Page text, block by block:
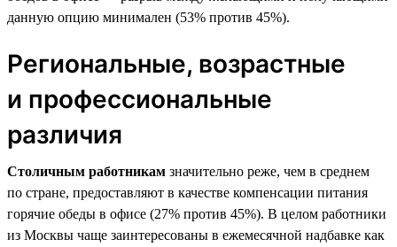
данную опцию минимален (53% против 45%).
Региональные, возрастные
и профессиональные
различия
Столичным работникам значительно реже, чем в среднем
по стране, предоставляют в качестве компенсации питания
горячие обеды в офисе (27% против 45%). В целом работники
из Москвы чаще заинтересованы в ежемесячной надбавке как